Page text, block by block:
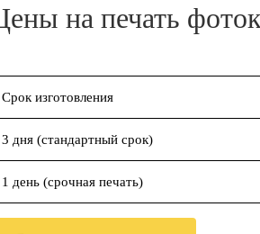
на печать
Срок изготовления
3 дня (стандартный срок)
1 день (срочная печать)